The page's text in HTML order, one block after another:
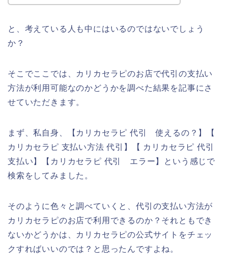
と、考えている人も中にはいるのではないでしょう
か？
そこでここでは、カリカセラピのお店で代引の支払い
方法が利用可能なのかどうかを調べた結果を記事にさ
せていただきます。
まず、私自身、【カリカセラピ 代引 使えるの？】【
カリカセラピ 支払い方法 代引】【 カリカセラピ 代引
支払い】【カリカセラピ 代引 エラー】という感じで
検索をしてみました。
そのように色々と調べていくと、代引の支払い方法が
カリカセラピのお店で利用できるのか？それともでき
ないかどうかは、カリカセラピの公式サイトをチェッ
クすればいいのでは？と思ったんですよね。